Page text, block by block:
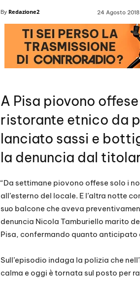
By Redazione2 24 Agosto 2018
A Pisa piovono
ristorante etnico da
lanciato sassi e
la denuncia dal
“Da settimane piovono offese solo i
all’esterno del locale. E l’altra notte
suo balcone che aveva
denuncia Nicola Tamburiello marito
Pisa, confermando quanto anticipato
Sull’episodio indaga la polizia che
calma e oggi è tornata sul posto per